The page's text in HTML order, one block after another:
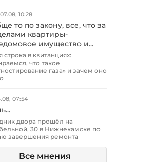
07.08, 10:28
то по закону, все, что за
квартиры-
имущество и...
строка в квитанциях:
что такое
газа» и зачем оно
07:54
двора прошёл на
30 в Нижнекамске по
завершения ремонта
Все мнения